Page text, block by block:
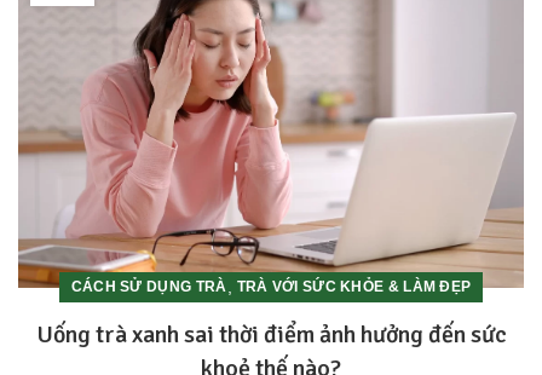
CÁCH SỬ DỤNG TRÀ, TRÀ VỚI SỨC KHỎE & LÀM ĐẸP
Uống trà xanh sai thời điểm ảnh hưởng đến sức
khoẻ thế nào?